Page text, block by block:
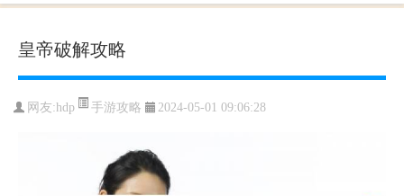
皇帝破解攻略
网友:hdp 手游攻略 2024-05-01 09:06:28